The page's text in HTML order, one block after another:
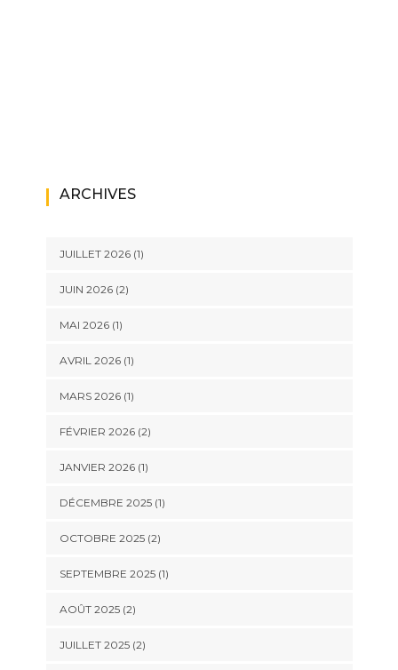
ARCHIVES
JUILLET 2026(1)
JUIN 2026(2)
MAI 2026(1)
AVRIL 2026(1)
MARS 2026(1)
FÉVRIER 2026(2)
JANVIER 2026(1)
DÉCEMBRE 2025(1)
OCTOBRE 2025(2)
SEPTEMBRE 2025(1)
AOÛT 2025(2)
JUILLET 2025(2)